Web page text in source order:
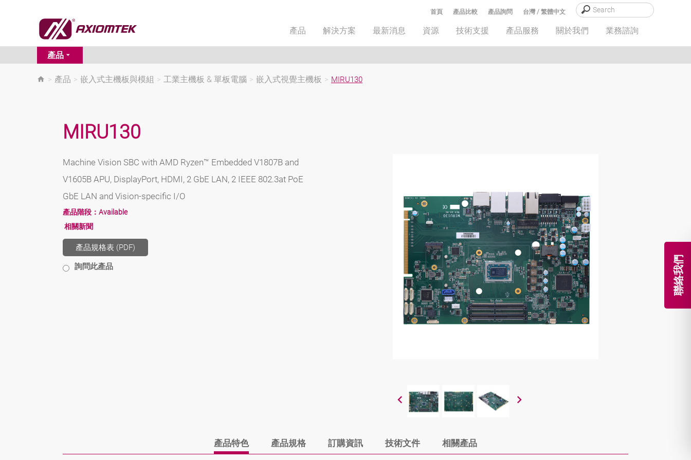
聯絡我們
台灣 / 繁體中文
產品詢問
產品比較
首頁
產品 解決方案 最新消息 資源 技術支援 產品服務 關於我們 業務諮詢
產品
> 產品 > 嵌入式主機板與模組 > 工業主機板 & 單板電腦 > 嵌入式視覺主機板 > MIRU130
MIRU130
Machine Vision SBC with AMD Ryzen™ Embedded V1807B and
V1605B APU, DisplayPort, HDMI, 2 GbE LAN, 2 IEEE 802.3at PoE
GbE LAN and Vision-specific I/O
產品階段： Available
相關新聞
產品規格表 (PDF)
詢問此產品
產品特色 產品規格 訂購資訊 技術文件 相關產品